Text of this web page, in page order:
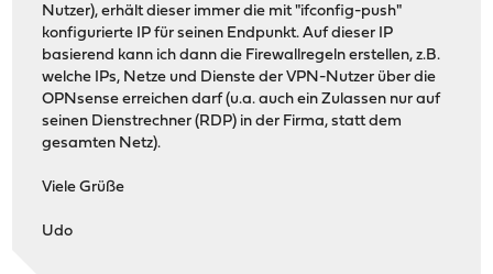
Nutzer), erhält dieser immer die mit "ifconfig-push"
konfigurierte IP für seinen Endpunkt. Auf dieser IP
basierend kann ich dann die Firewallregeln erstellen, z.B.
welche IPs, Netze und Dienste der VPN-Nutzer über die
OPNsense erreichen darf (u.a. auch ein Zulassen nur auf
seinen Dienstrechner (RDP) in der Firma, statt dem
gesamten Netz).
Viele Grüße
Udo